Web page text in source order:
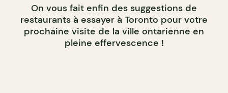
On vous fait enfin des suggestions de
restaurants à essayer à Toronto pour votre
prochaine visite de la ville ontarienne en
pleine effervescence !